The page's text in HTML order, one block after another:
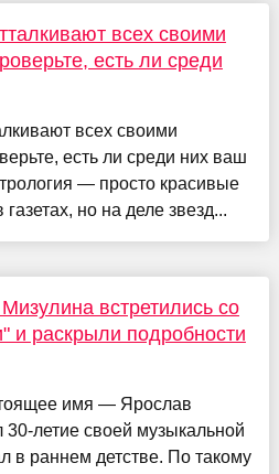
всех своими
есть ли среди
всех своими
есть ли среди них ваш
— просто красивые
но на деле звезд...
встретились со
и раскрыли подробности
имя — Ярослав
летие своей музыкальной
в раннем детстве. По такому